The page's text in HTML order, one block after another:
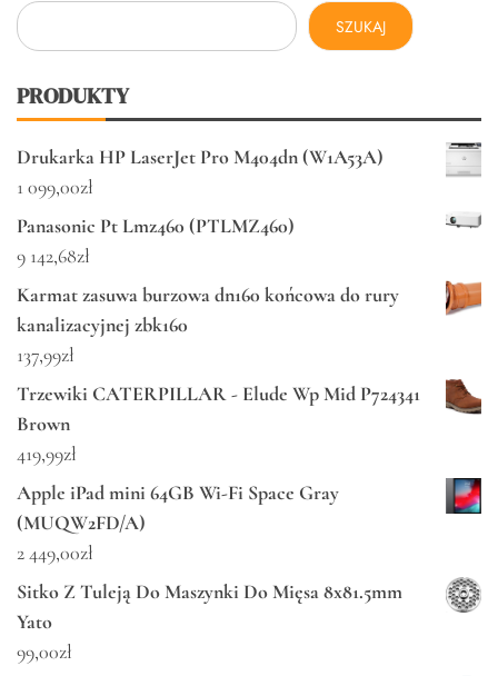
SZUKAJ
PRODUKTY
Drukarka HP LaserJet Pro M404dn (W1A53A)
1 099,00zł
Panasonic Pt Lmz460 (PTLMZ460)
9 142,68zł
Karmat zasuwa burzowa dn160 końcowa do rury
kanalizacyjnej zbk160
137,99zł
Trzewiki CATERPILLAR - Elude Wp Mid P724341
Brown
419,99zł
Apple iPad mini 64GB Wi-Fi Space Gray
(MUQW2FD/A)
2 449,00zł
Sitko Z Tuleją Do Maszynki Do Mięsa 8x81.5mm
Yato
99,00zł